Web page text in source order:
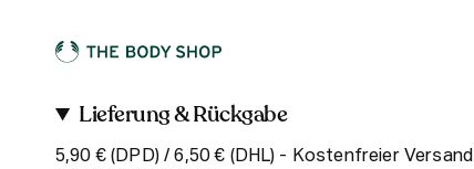
Lieferung & Rückgabe
5,90 € (DPD) / 6,50 € (DHL) - Kostenfreier Versand